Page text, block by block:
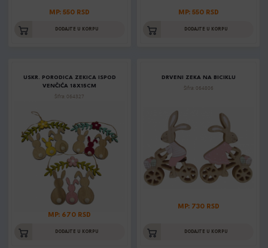
MP: 550 RSD
DODAJTE U KORPU
MP: 550 RSD
DODAJTE U KORPU
USKR. PORODICA ZEKICA ISPOD
VENČIĆA 18X15CM
Šifra: 064327
MP: 670 RSD
DODAJTE U KORPU
DRVENI ZEKA NA BICIKLU
Šifra: 064806
MP: 730 RSD
DODAJTE U KORPU